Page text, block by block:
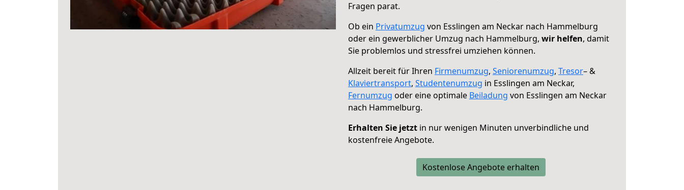
Fragen parat.
Ob ein Privatumzug von Esslingen am Neckar nach Hammelburg
oder ein gewerblicher Umzug nach Hammelburg, wir helfen, damit
Sie problemlos und stressfrei umziehen können.
Allzeit bereit für Ihren Firmenumzug, Seniorenumzug, Tresor– &
Klaviertransport, Studentenumzug in Esslingen am Neckar,
Fernumzug oder eine optimale Beiladung von Esslingen am Neckar
nach Hammelburg.
Erhalten Sie jetzt in nur wenigen Minuten unverbindliche und
kostenfreie Angebote.
Kostenlose Angebote erhalten